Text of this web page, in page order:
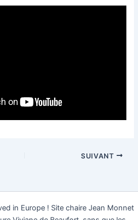
SUIVANT
in Europe ! Site chaire Jean Monnet